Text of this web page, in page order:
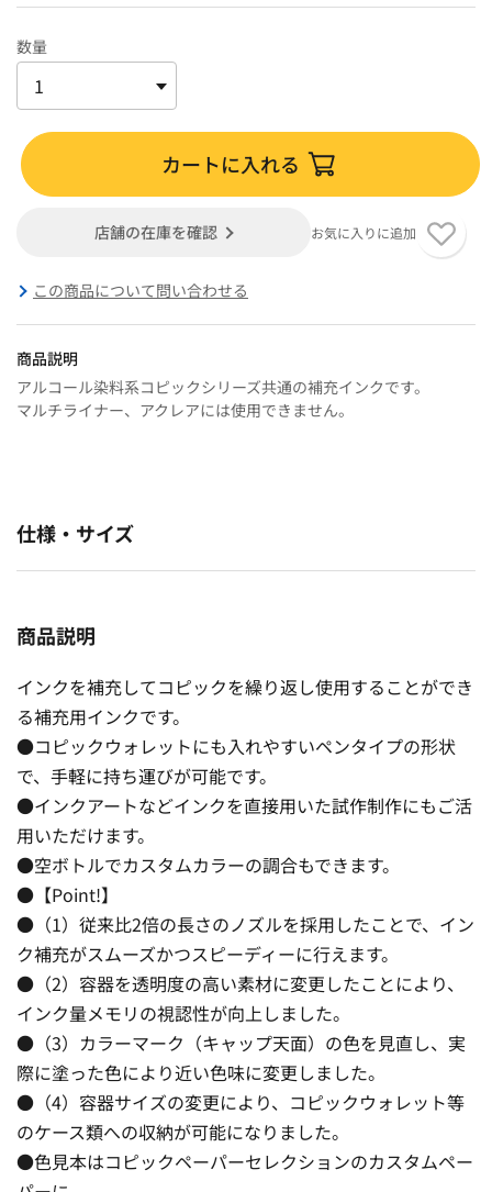
数量
カートに入れる
店舗の在庫を確認 お気に入りに追加
この商品について問い合わせる
商品説明
アルコール染料系コピックシリーズ共通の補充インクです。
マルチライナー、アクレアには使用できません。
仕様・サイズ
商品説明
インクを補充してコピックを繰り返し使用することができ
る補充用インクです。
●コピックウォレットにも入れやすいペンタイプの形状
で、手軽に持ち運びが可能です。
●インクアートなどインクを直接用いた試作制作にもご活
用いただけます。
●空ボトルでカスタムカラーの調合もできます。
●【Point!】
●（1）従来比2倍の長さのノズルを採用したことで、イン
ク補充がスムーズかつスピーディーに行えます。
●（2）容器を透明度の高い素材に変更したことにより、
インク量メモリの視認性が向上しました。
●（3）カラーマーク（キャップ天面）の色を見直し、実
際に塗った色により近い色味に変更しました。
●（4）容器サイズの変更により、コピックウォレット等
のケース類への収納が可能になりました。
●色見本はコピックペーパーセレクションのカスタムペー